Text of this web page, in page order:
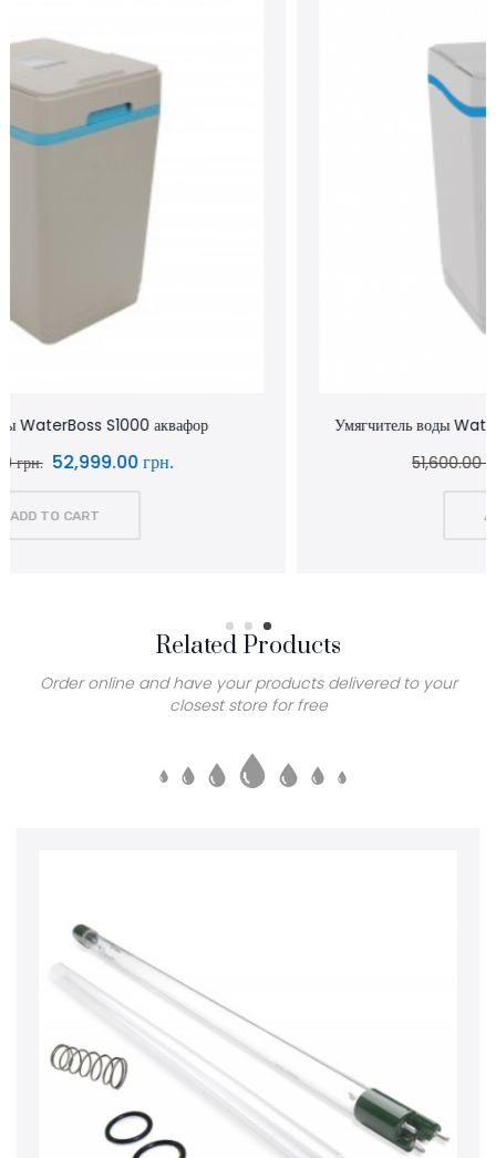
Умягчитель воды WaterBoss S800 аквафор waterboss
51,600.00 грн.
Related Products
Order online and have your products delivered to your
closest store for free